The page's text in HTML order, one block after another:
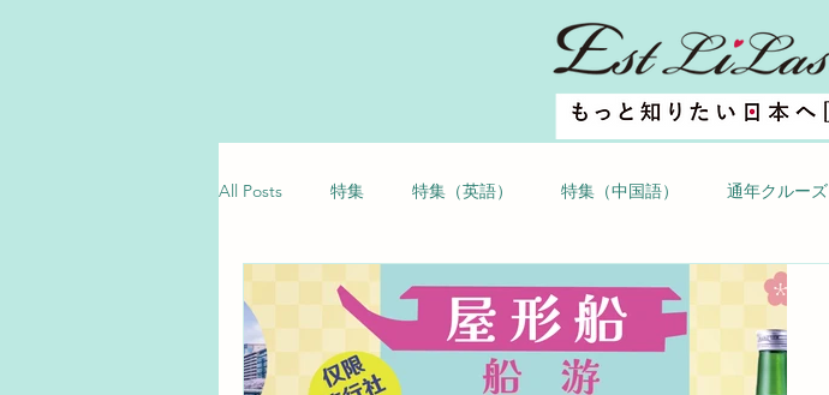
All Posts 特集 特集（英語） 特集（中国語） 通年クルーズ
季節クルーズ 季節クルーズ（英語） 季節クルーズ（中国語）